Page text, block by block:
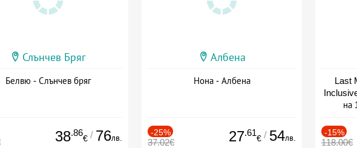
Слънчев Бряг
Белвю - Слънчев бряг
38.86
€ / 76лв.
Албена
Нона - Албена
-25%
37.02€ 27.61
€ / 54лв.
Last
на
-15%
118.00€